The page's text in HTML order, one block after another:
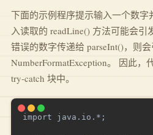
下面的示例程序提示输入一个数
入读取的 readLine() 方法可能会引
错误的数字传递给 parseInt()，则
NumberFormatException。 因此
try-catch 块中。
import java.io.*;